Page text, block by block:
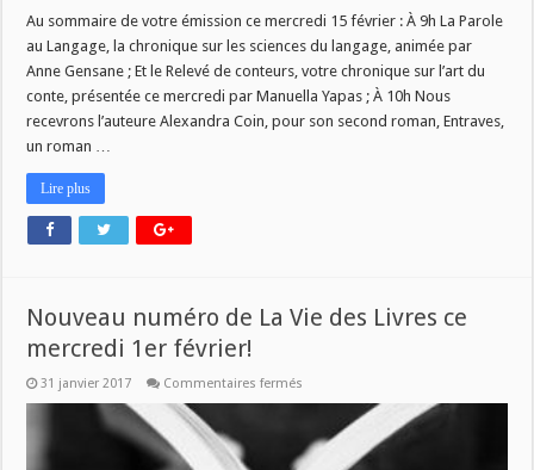
Au sommaire de votre émission ce mercredi 15 février : À 9h La Parole
au Langage, la chronique sur les sciences du langage, animée par
Anne Gensane ; Et le Relevé de conteurs, votre chronique sur l’art du
conte, présentée ce mercredi par Manuella Yapas ; À 10h Nous
recevrons l’auteure Alexandra Coin, pour son second roman, Entraves,
un roman …
Lire plus
Nouveau numéro de La Vie des Livres ce
mercredi 1er février!
31 janvier 2017 Commentaires fermés
La
Vie